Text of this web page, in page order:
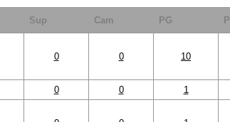
Sup Cam PG
0 0 10
0 0 1